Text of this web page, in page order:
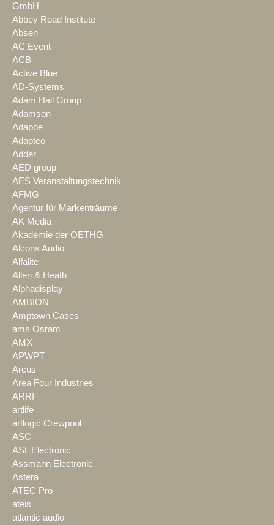
GmbH
Abbey Road Institute
Absen
AC Event
ACB
Active Blue
AD-Systems
Adam Hall Group
Adamson
Adapoe
Adapteo
Adder
AED group
AES Veranstaltungstechnik
AFMG
Agentur für Markenträume
AK Media
Akademie der OETHG
Alcons Audio
Alfalite
Allen & Heath
Alphadisplay
AMBION
Amptown Cases
ams Osram
AMX
APWPT
Arcus
Area Four Industries
ARRI
artlife
artlogic Crewpool
ASC
ASL Electronic
Assmann Electronic
Astera
ATEC Pro
ateis
atlantic audio